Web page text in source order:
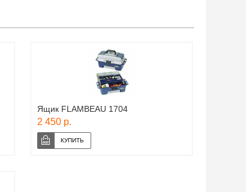
Ящик FLAMBEAU 1704
2 450 р.